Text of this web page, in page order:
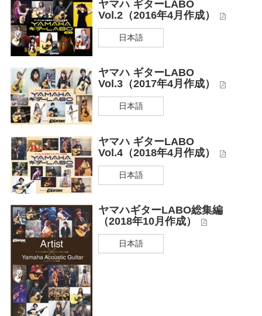
ヤマハ ギターLABO
Vol.2（2016年4月作成）
日本語
ヤマハ ギターLABO
Vol.3（2017年4月作成）
日本語
ヤマハ ギターLABO
Vol.4（2018年4月作成）
日本語
ヤマハギターLABO総集編
（2018年10月作成）
日本語